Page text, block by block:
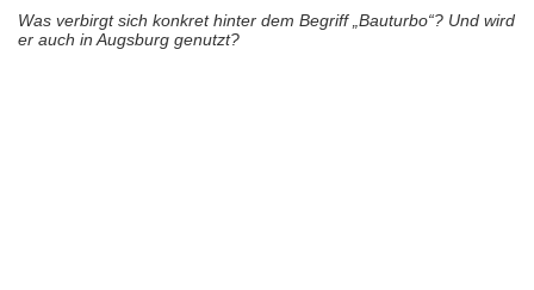
Was verbirgt sich konkret hinter dem Begriff „Bauturbo“? Und wird
er auch in Augsburg genutzt?